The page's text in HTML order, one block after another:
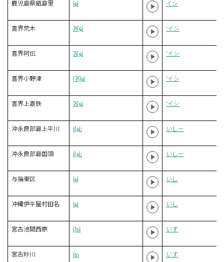
鹿児島県甑島里 iɕi イシ
喜界荒木 ʔi[ɕi ‘イシ
喜界阿伝 ʔi[ɕi ‘イシ
喜界小野津 [ʔi]ɕi ‘イシ
喜界上嘉鉄 ʔi[ɕi ‘イシ
沖永良部島上平川 i[ɕiː いしー
沖永良部島国頭 i[ɕiː いしー
与論東区 iɕi いし
沖縄伊平屋村田名 iɕi いし
宮古池間西原 i]sɨ いす
宮古砂川 isɿ いす